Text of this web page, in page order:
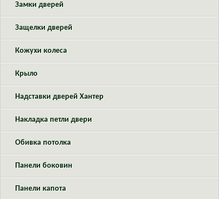
Замки дверей
Защелки дверей
Кожухи колеса
Крыло
Надставки дверей Хантер
Накладка петли двери
Обивка потолка
Панели боковин
Панели капота